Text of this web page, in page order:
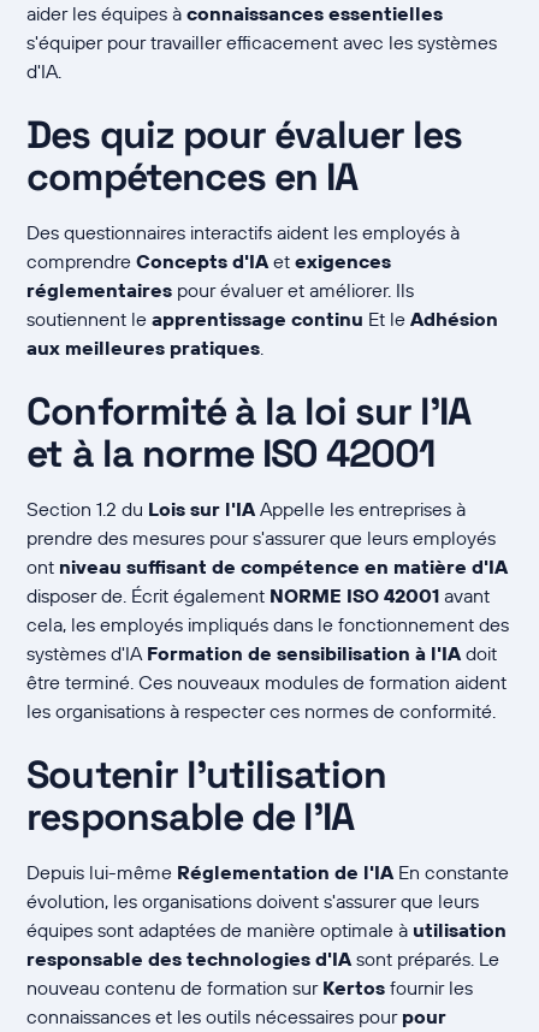
aider les équipes àconnaissances essentielles
s'équiper pour travailler efficacement avec les systèmes
d'IA.
Des quiz pour évaluer les
compétences en IA
Des questionnaires interactifs aident les employés à
comprendreConcepts d'IAetexigences
réglementaires pour évaluer et améliorer. Ils
soutiennent leapprentissage continu Et leAdhésion
aux meilleures pratiques.
Conformité à la loi sur l'IA
et à la norme ISO 42001
Section 1.2 du Lois sur l'IAAppelle les entreprises à
prendre des mesures pour s'assurer que leurs employés
ont niveau suffisant de compétence en matière d'IA
disposer de. Écrit également NORME ISO 42001 avant
cela, les employés impliqués dans le fonctionnement des
systèmes d'IA Formation de sensibilisation à l'IAdoit
être terminé. Ces nouveaux modules de formation aident
les organisations à respecter ces normes de conformité.
Soutenir l'utilisation
responsable de l'IA
Depuis lui-même Réglementation de l'IAEn constante
évolution, les organisations doivent s'assurer que leurs
équipes sont adaptées de manière optimale à utilisation
responsable des technologies d'IAsont préparés. Le
nouveau contenu de formation sur Kertos fournir les
connaissances et les outils nécessaires pour pour